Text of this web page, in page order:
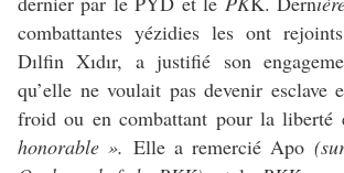
combattantes yézidies les ont
Dılfin Xıdır, a justifié son
qu’elle ne voulait pas devenir esclave
froid ou en combattant pour la liberté
honorable ». Elle a remercié Apo